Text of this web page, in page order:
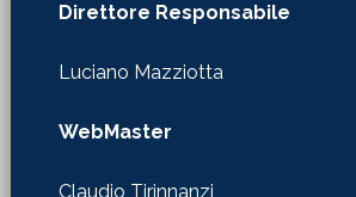
Direttore Responsabile
Luciano Mazziotta
WebMaster
Claudio Tirinnanzi